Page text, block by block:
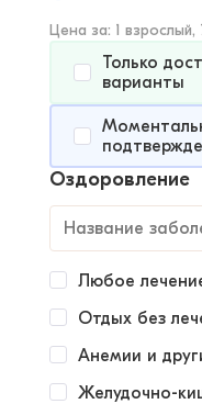
Цена за: 1 взрослый,
Только
варианты
Оздоровление
Любое
Отдых без
Анемии и
Желудочно-